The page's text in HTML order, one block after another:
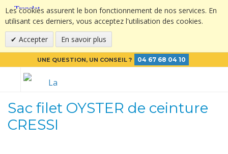
Les cookies assurent le bon fonctionnement de nos services. En
utilisant ces derniers, vous acceptez l'utilisation des cookies.
Accepter
En savoir plus
UNE QUESTION, UN CONSEIL ? 04 67 68 04 10
Sac filet OYSTER de ceinture
CRESSI